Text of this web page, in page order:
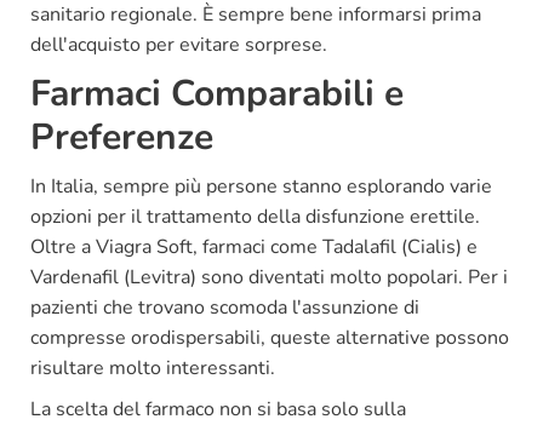
sanitario regionale. È sempre bene informarsi prima
dell'acquisto per evitare sorprese.
Farmaci Comparabili e
Preferenze
In Italia, sempre più persone stanno esplorando varie
opzioni per il trattamento della disfunzione erettile.
Oltre a Viagra Soft, farmaci come Tadalafil (Cialis) e
Vardenafil (Levitra) sono diventati molto popolari. Per i
pazienti che trovano scomoda l'assunzione di
compresse orodispersabili, queste alternative possono
risultare molto interessanti.
La scelta del farmaco non si basa solo sulla